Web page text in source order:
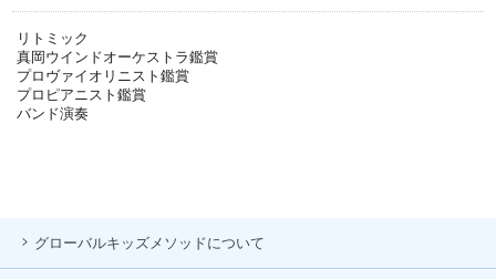
リトミック
真岡ウインドオーケストラ鑑賞
プロヴァイオリニスト鑑賞
プロピアニスト鑑賞
バンド演奏
グローバルキッズメソッドについて